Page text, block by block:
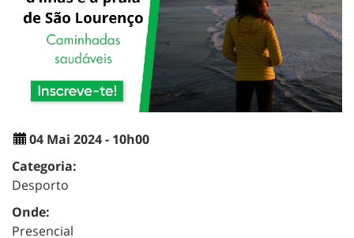
04 Mai 2024 - 10h00
Categoria:
Desporto
Onde:
Presencial